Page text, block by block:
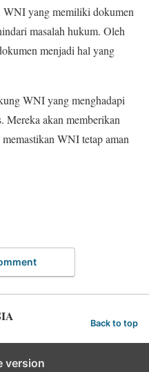
WNI yang memiliki dokumen
masalah hukum. Oleh
menjadi hal yang
WNI yang menghadapi
Mereka akan memberikan
WNI tetap aman
Back to top
version